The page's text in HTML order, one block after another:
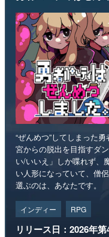
“ぜんめつ”してしまった
宮からの脱出を目指すダ
い/いいえ」しか喋れず、
い人形になっていて、僧
選ぶのは、あなたです。
インディー RPG
リリース日：2026年